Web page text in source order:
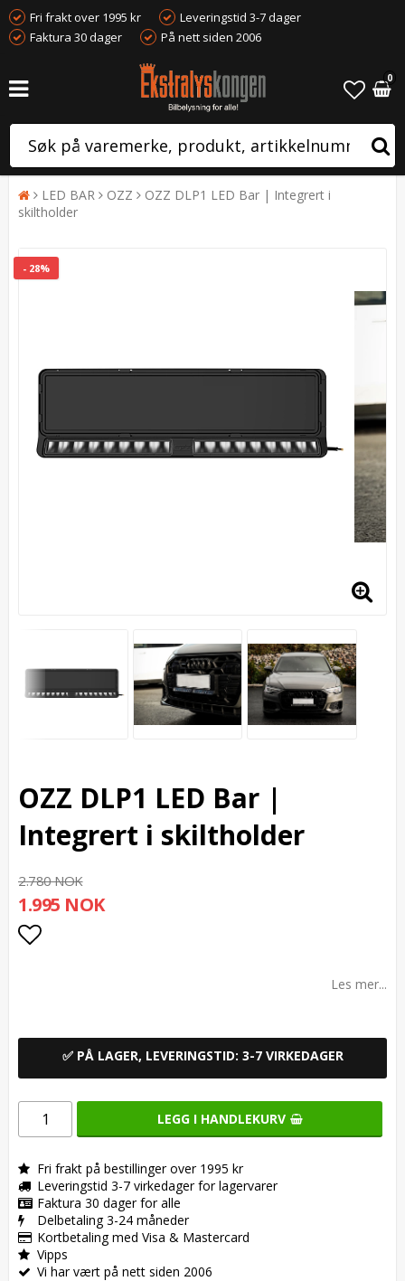
Fri frakt over 1995 kr
Leveringstid 3-7 dager
Faktura 30 dager
På nett siden 2006
0
LED BAR OZZ
OZZ DLP1 LED Bar | Integrert i
skiltholder
- 28%
OZZ DLP1 LED Bar |
Integrert i skiltholder
2.780 NOK
1.995 NOK
Les mer...
✅ PÅ LAGER, LEVERINGSTID: 3-7 VIRKEDAGER
LEGG I HANDLEKURV
Fri frakt på bestillinger over 1995 kr
Leveringstid 3-7 virkedager for lagervarer
Faktura 30 dager for alle
Delbetaling 3-24 måneder
Kortbetaling med Visa & Mastercard
Vipps
Vi har vært på nett siden 2006